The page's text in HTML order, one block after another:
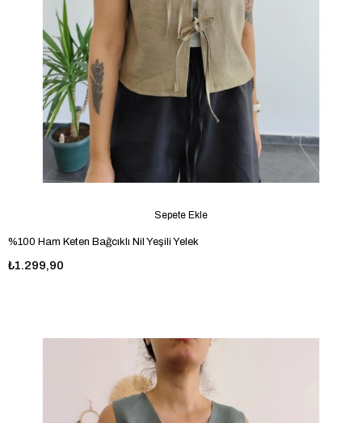
%100 Ham Keten Bağcıklı Nil Yeşili Yelek
₺1.299,90
Sepete Ekle